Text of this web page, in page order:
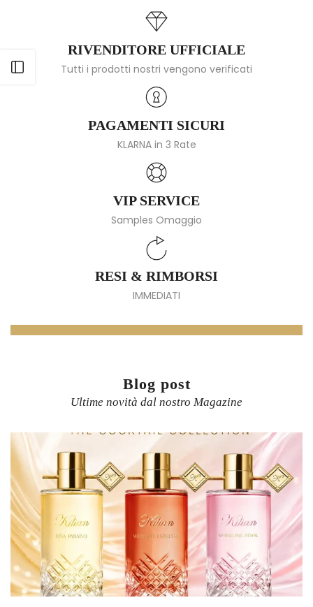
Apri barra laterale
RIVENDITORE UFFICIALE
Tutti i prodotti nostri vengono verificati
PAGAMENTI SICURI
KLARNA in 3 Rate
VIP SERVICE
Samples Omaggio
RESI & RIMBORSI
IMMEDIATI
Blog post
Ultime novità dal nostro Magazine